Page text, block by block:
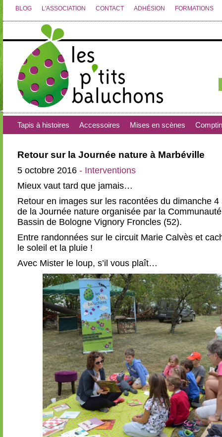
BLOG L'ASSOCIATION CONTACT ADHÉSION FORMATIONS
Tapis à histoires Accessoires Mises en scènes
Retour sur la Journée nature à Marbéville
5 octobre 2016 - Interventions
Mieux vaut tard que jamais…
Retour en images sur les racontées du dimanche 4
de la Journée nature organisée par la
Bassin de Bologne Vignory Froncles (52).
Entre randonnées sur le circuit Marie Calvès et
le soleil et la pluie !
Avec Mister le loup, s’il vous plaît…